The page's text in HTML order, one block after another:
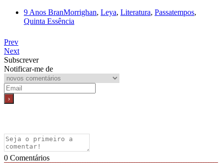
9 Anos BranMorrighan, Leya, Literatura, Passatempos,
Quinta Essência
Prev
Next
Subscrever
Notificar-me de
0 Comentários